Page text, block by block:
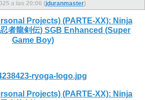
a las 20:06 (jduranmaster)
Projects) (PARTE-XX): Ninja
者龍剣伝) SGB Enhanced (Super
Game Boy)
ryoga-logo.jpg
Projects) (PARTE-XX): Ninja